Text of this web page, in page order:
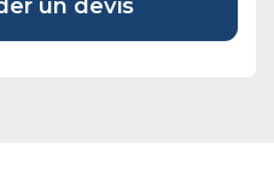
un devis